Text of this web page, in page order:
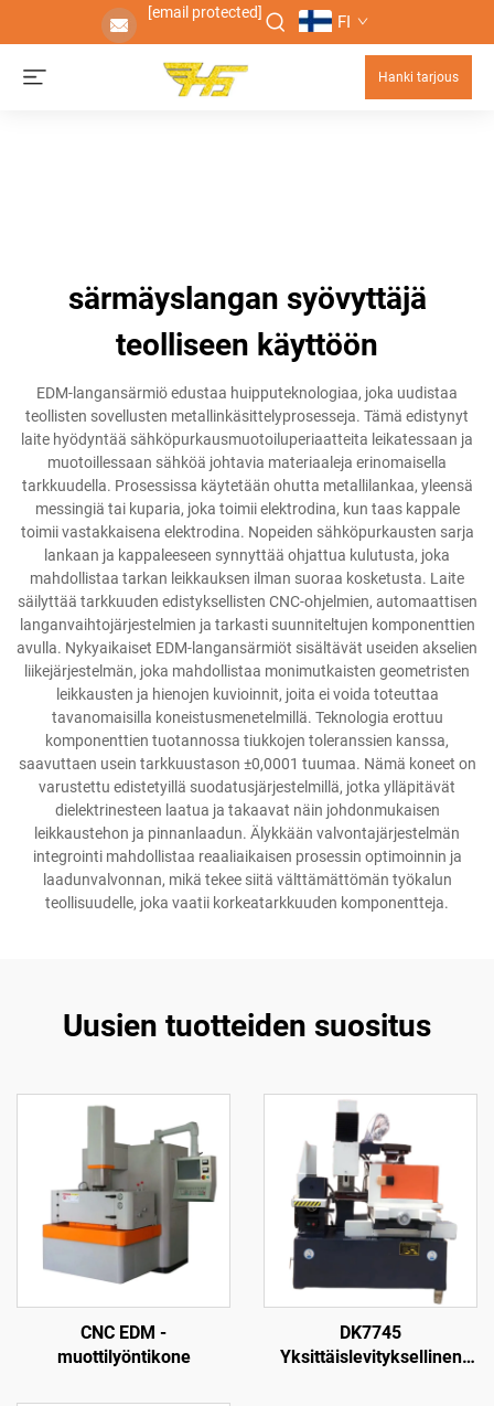
[email protected] FI
Hanki tarjous
särmäyslangan syövyttäjä
teolliseen käyttöön
EDM-langansärmiö edustaa huipputeknologiaa, joka uudistaa
teollisten sovellusten metallinkäsittelyprosesseja. Tämä edistynyt
laite hyödyntää sähköpurkausmuotoiluperiaatteita leikatessaan ja
muotoillessaan sähköä johtavia materiaaleja erinomaisella
tarkkuudella. Prosessissa käytetään ohutta metallilankaa, yleensä
messingiä tai kuparia, joka toimii elektrodina, kun taas kappale
toimii vastakkaisena elektrodina. Nopeiden sähköpurkausten sarja
lankaan ja kappaleeseen synnyttää ohjattua kulutusta, joka
mahdollistaa tarkan leikkauksen ilman suoraa kosketusta. Laite
säilyttää tarkkuuden edistyksellisten CNC-ohjelmien, automaattisen
langanvaihtojärjestelmien ja tarkasti suunniteltujen komponenttien
avulla. Nykyaikaiset EDM-langansärmiöt sisältävät useiden akselien
liikejärjestelmän, joka mahdollistaa monimutkaisten geometristen
leikkausten ja hienojen kuvioinnit, joita ei voida toteuttaa
tavanomaisilla koneistusmenetelmillä. Teknologia erottuu
komponenttien tuotannossa tiukkojen toleranssien kanssa,
saavuttaen usein tarkkuustason ±0,0001 tuumaa. Nämä koneet on
varustettu edistetyillä suodatusjärjestelmillä, jotka ylläpitävät
dielektrinesteen laatua ja takaavat näin johdonmukaisen
leikkaustehon ja pinnanlaadun. Älykkään valvontajärjestelmän
integrointi mahdollistaa reaaliaikaisen prosessin optimoinnin ja
laadunvalvonnan, mikä tekee siitä välttämättömän työkalun
teollisuudelle, joka vaatii korkeatarkkuuden komponentteja.
Uusien tuotteiden suositus
CNC EDM -
muottilyöntikone
DK7745
Yksittäislevityksellinen